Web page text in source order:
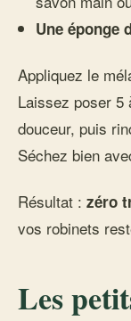
Une éponge
Appliquez le
Laissez poser 5
douceur, puis
Séchez bien
Résultat : zéro
vos robinets
Les